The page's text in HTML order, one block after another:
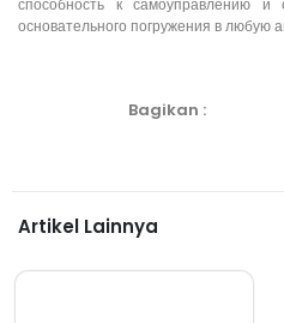
способность к самоуправлению
основательного погружения в любую
Bagikan :
Artikel Lainnya